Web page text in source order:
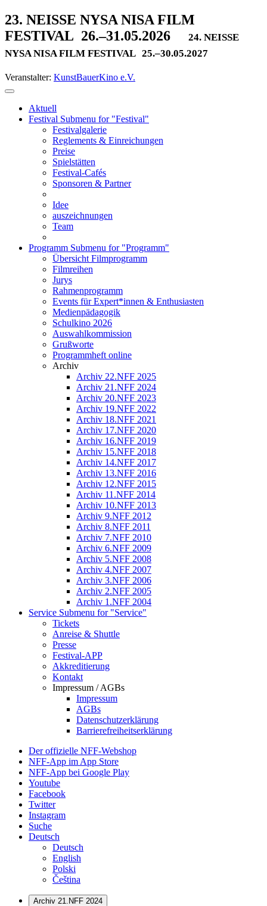
23. NEISSE NYSA NISA FILM
FESTIVAL 26.–31.05.2026
24. NEISSE
NYSA NISA FILM FESTIVAL 25.–30.05.2027
Veranstalter: KunstBauerKino e.V.
Aktuell
Festival Submenu for "Festival"
Festivalgalerie
Reglements & Einreichungen
Preise
Spielstätten
Festival-Cafés
Sponsoren & Partner
Idee
auszeichnungen
Team
Programm Submenu for "Programm"
Übersicht Filmprogramm
Filmreihen
Jurys
Rahmenprogramm
Events für Expert*innen & Enthusiasten
Medienpädagogik
Schulkino 2026
Auswahlkommission
Grußworte
Programmheft online
Archiv
Archiv 22.NFF 2025
Archiv 21.NFF 2024
Archiv 20.NFF 2023
Archiv 19.NFF 2022
Archiv 18.NFF 2021
Archiv 17.NFF 2020
Archiv 16.NFF 2019
Archiv 15.NFF 2018
Archiv 14.NFF 2017
Archiv 13.NFF 2016
Archiv 12.NFF 2015
Archiv 11.NFF 2014
Archiv 10.NFF 2013
Archiv 9.NFF 2012
Archiv 8.NFF 2011
Archiv 7.NFF 2010
Archiv 6.NFF 2009
Archiv 5.NFF 2008
Archiv 4.NFF 2007
Archiv 3.NFF 2006
Archiv 2.NFF 2005
Archiv 1.NFF 2004
Service Submenu for "Service"
Tickets
Anreise & Shuttle
Presse
Festival-APP
Akkreditierung
Kontakt
Impressum / AGBs
Impressum
AGBs
Datenschutzerklärung
Barrierefreiheitserklärung
Der offizielle NFF-Webshop
NFF-App im App Store
NFF-App bei Google Play
Youtube
Facebook
Twitter
Instagram
Suche
Deutsch
Deutsch
English
Polski
Čeština
Archiv 21.NFF 2024